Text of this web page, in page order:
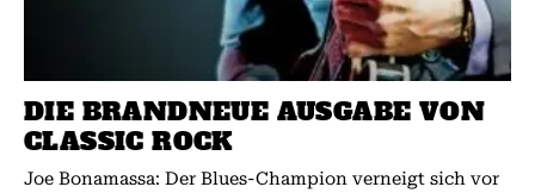
DIE BRANDNEUE AUSGABE VON
CLASSIC ROCK
Joe Bonamassa: Der Blues-Champion verneigt sich vor